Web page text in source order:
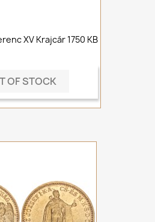
XV Krajcár 1750 KB
OF STOCK